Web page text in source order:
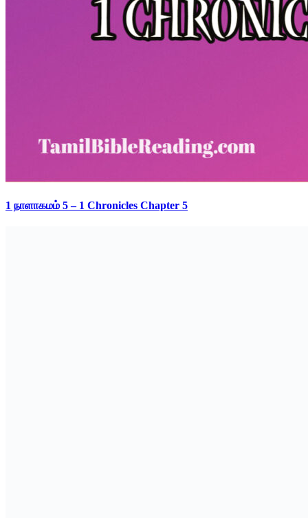
1 நாளாகமம் 5 – 1 Chronicles Chapter 5